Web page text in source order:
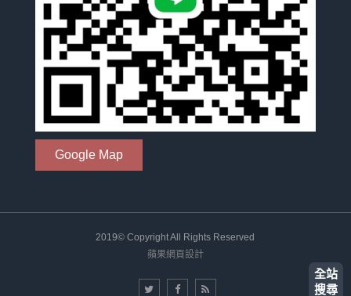
全站
搜尋
Google Map
2019© Copyright All Rights Reserved
蘋果網頁設計